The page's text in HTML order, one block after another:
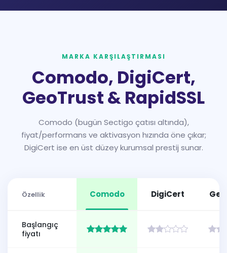
MARKA KARŞILAŞTIRMASI
Comodo, DigiCert,
GeoTrust & RapidSSL
Comodo (bugün Sectigo çatısı altında),
fiyat/performans ve aktivasyon hızında öne çıkar;
DigiCert ise en üst düzey kurumsal prestij sunar.
Özellik Comodo DigiCert
Başlangıç
fiyatı